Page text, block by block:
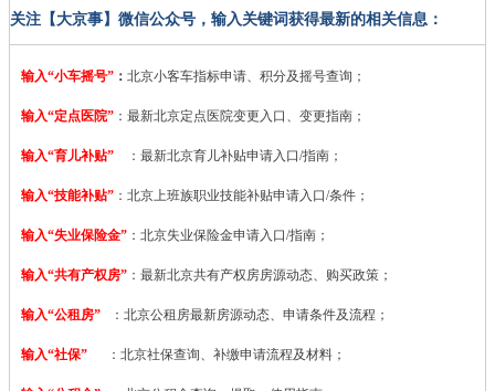
关注【大京事】微信公众号，输入关键词获得最新的相关信息：
输入“小车摇号” ： 北京小客车指标申请、积分及摇号查询；
输入“定点医院” ： 最新北京定点医院变更入口、变更指南；
输入“育儿补贴” ：最新北京育儿补贴申请入口/指南；
输入“技能补贴” ： 北京上班族职业技能补贴申请入口/条件；
输入“失业保险金” ：北京失业保险金申请入口/指南；
输入“共有产权房” ：最新北京共有产权房房源动态、购买政策；
输入“公租房” ：北京公租房最新房源动态、申请条件及流程；
输入“社保” ：北京社保查询、补缴申请流程及材料；